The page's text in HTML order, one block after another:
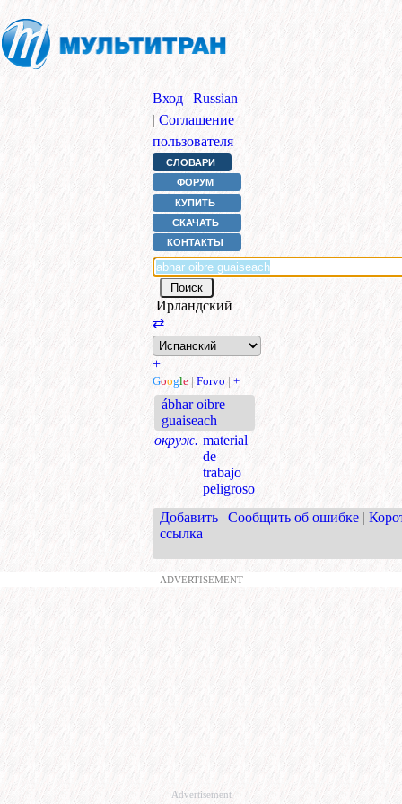
Вход | Russian
| Соглашение
пользователя
СЛОВАРИ
ФОРУМ
КУПИТЬ
СКАЧАТЬ
КОНТАКТЫ
Ирландский
⇄
+
Google | Forvo | +
ábhar oibre
guaiseach
окруж. material
de
trabajo
peligroso
Добавить | Сообщить об ошибке |
ссылка
ADVERTISEMENT
Advertisement